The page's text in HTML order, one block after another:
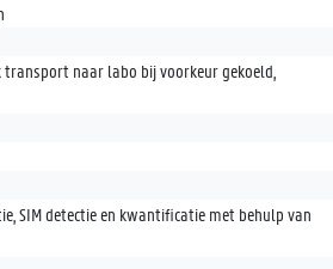
naar labo bij voorkeur gekoeld,
SIM detectie en kwantificatie met behulp van